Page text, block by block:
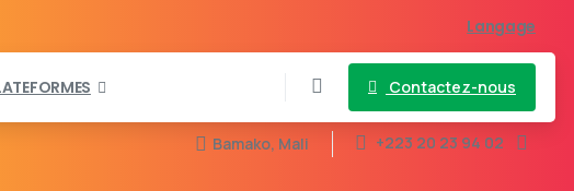
Langage
Contactez-nous
Bamako, Mali +223 20 23 94 02